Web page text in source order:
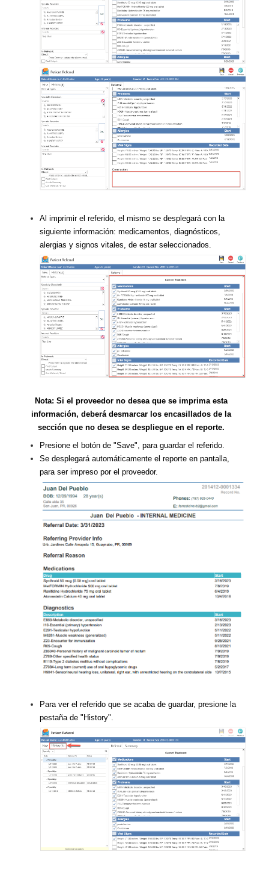
Al imprimir el referido, el mismo se desplegará con la
siguiente información: medicamentos, diagnósticos,
alergias y signos vitales, de estar seleccionados.
Nota: Si el proveedor no desea que se imprima esta
información, deberá desmarcar los encasillados de la
sección que no desea se despliegue en el reporte.
Presione el botón de "Save", para guardar el referido.
Se desplegará automáticamente el reporte en pantalla,
para ser impreso por el proveedor.
Para ver el referido que se acaba de guardar, presione la
pestaña de "History".